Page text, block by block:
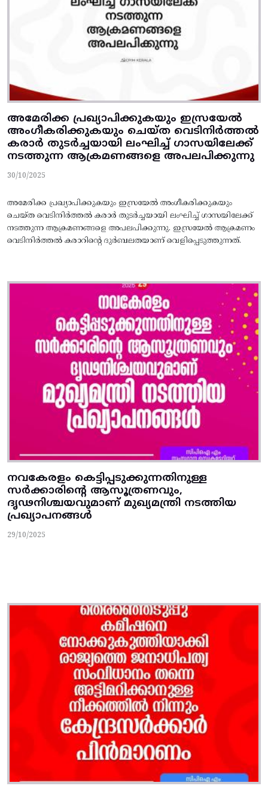
അമേരിക്ക പ്രഖ്യാപിക്കുകയും ഇസ്രയേൽ
അംഗീകരിക്കുകയും ചെയ്‌ത വെടിനിർത്തൽ
കരാർ തുടർച്ചയായി ലംഘിച്ച് ഗാസയിലേക്ക്‌
നടത്തുന്ന ആക്രമണങ്ങളെ അപലപിക്കുന്നു
30/10/2025
അമേരിക്ക പ്രഖ്യാപിക്കുകയും ഇസ്രയേൽ അംഗീകരിക്കുകയും
ചെയ്‌ത വെടിനിർത്തൽ കരാർ തുടർച്ചയായി ലംഘിച്ച് ഗാസയിലേക്ക്‌
നടത്തുന്ന ആക്രമണങ്ങളെ അപലപിക്കുന്നു. ഇസ്രയേൽ ആക്രമണം
വെടിനിർത്തൽ കരാറിന്റെ ദുർബലതയാണ്‌ വെളിപ്പെടുത്തുന്നത്‌.
നവകേരളം കെട്ടിപ്പടുക്കുന്നതിനുള്ള
സര്‍ക്കാരിന്റെ ആസൂത്രണവും,
ദൃഢനിശ്ചയവുമാണ്‌ മുഖ്യമന്ത്രി നടത്തിയ
പ്രഖ്യാപനങ്ങൾ
29/10/2025